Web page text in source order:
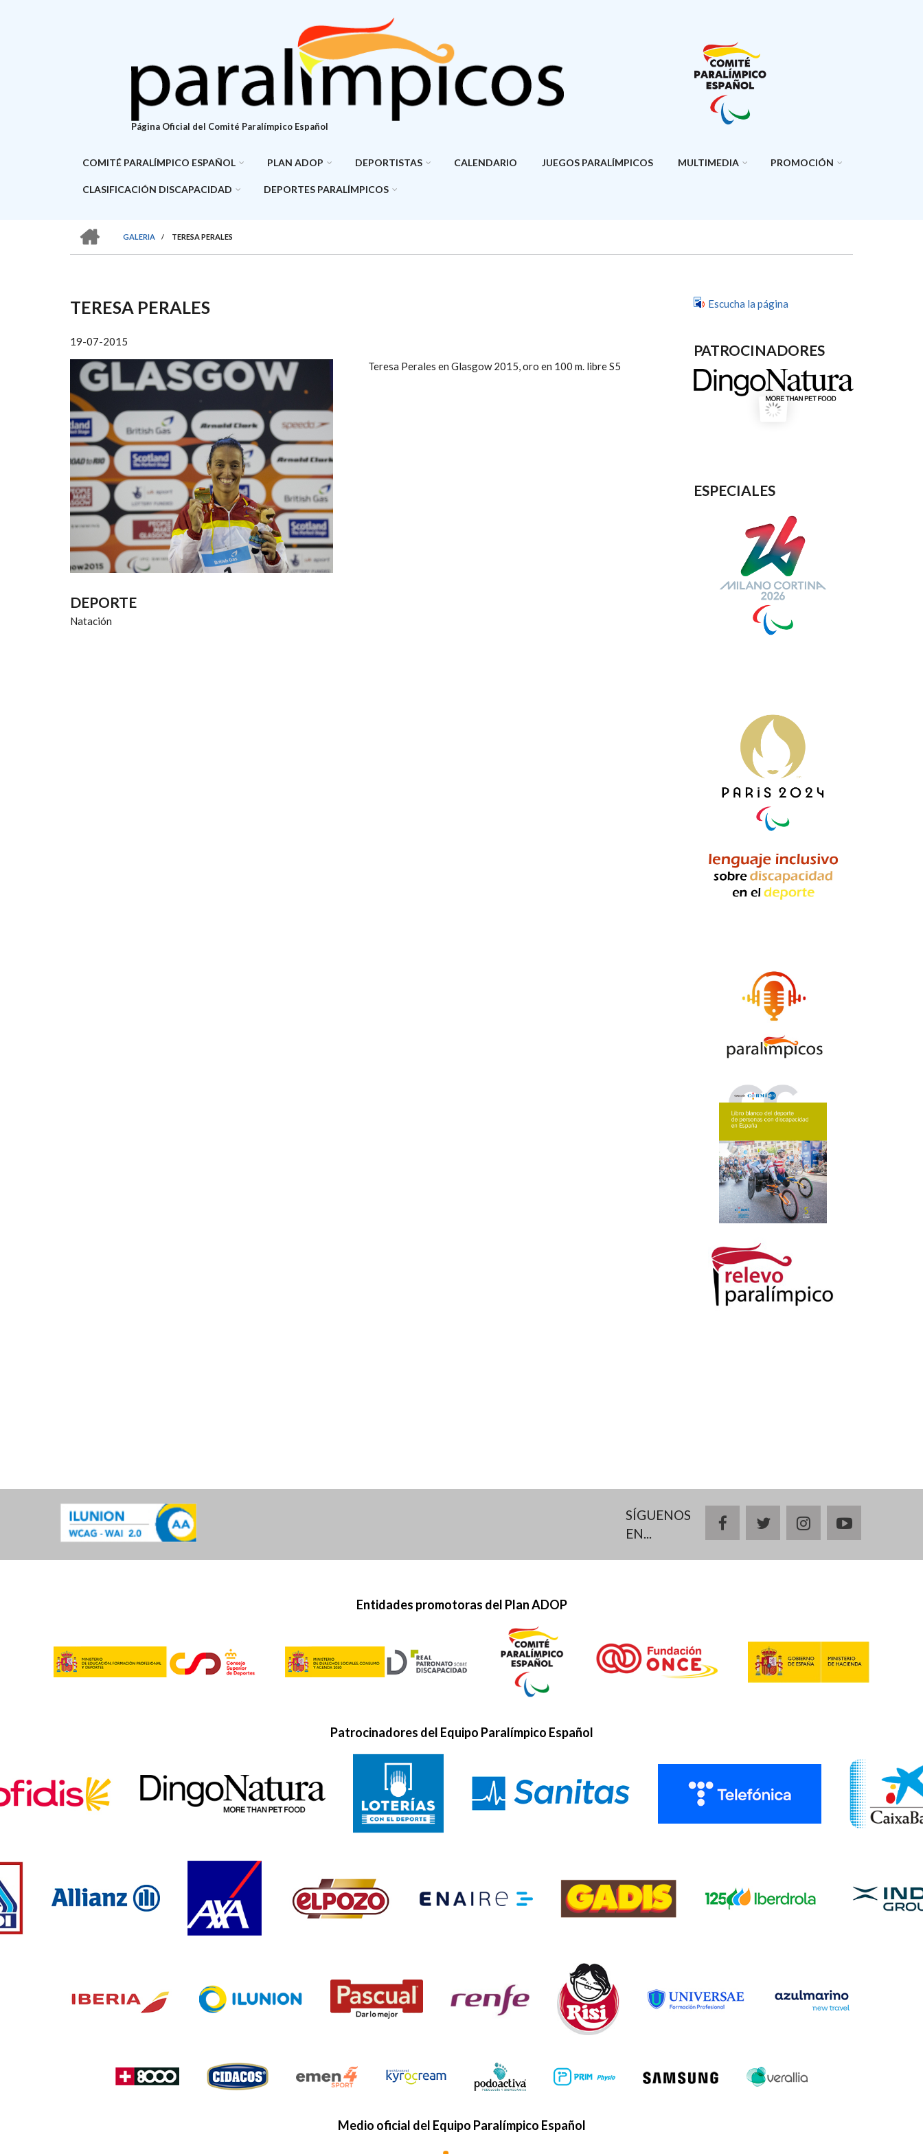
Página Oficial del Comité Paralímpico Español
COMITÉ PARALÍMPICO ESPAÑOL PLAN ADOP DEPORTISTAS CALENDARIO JUEGOS PARALÍMPICOS MULTIMEDIA PROMOCIÓN
CLASIFICACIÓN DISCAPACIDAD DEPORTES PARALÍMPICOS
SOBRESCRIBIR
DE
AYUDA
A
LA
NAVEGACIÓN
GALERIA
/ TERESA PERALES
TERESA PERALES
19-07-2015
Teresa Perales en Glasgow 2015, oro en 100 m. libre S5
DEPORTE
Natación
Escucha la página
PATROCINADORES
ESPECIALES
SÍGUENOS
EN...
facebooktwitterinstagramyoutube
Entidades promotoras del Plan ADOP
Patrocinadores del Equipo Paralímpico Español
Medio oficial del Equipo Paralímpico Español